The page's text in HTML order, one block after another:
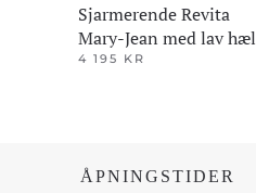
Sjarmerende Revita
Mary-Jean med lav hæl
4 195 KR
flere
ÅPNINGSTIDER